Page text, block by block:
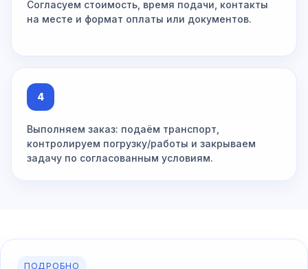
Согласуем стоимость, время подачи, контакты
на месте и формат оплаты или документов.
4
Выполняем заказ: подаём транспорт,
контролируем погрузку/работы и закрываем
задачу по согласованным условиям.
ПОДРОБНО